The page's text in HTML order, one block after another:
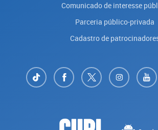
Comunicado de interesse
Parceria público-privada
Cadastro de